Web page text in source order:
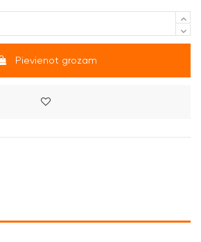
Pievienot grozam